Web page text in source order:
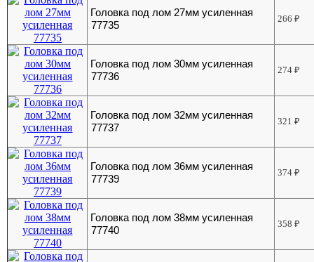
Головка под лом 27мм усиленная
77735
266₽
Головка под лом 30мм усиленная
77736
274₽
Головка под лом 32мм усиленная
77737
321₽
Головка под лом 36мм усиленная
77739
374₽
Головка под лом 38мм усиленная
77740
358₽